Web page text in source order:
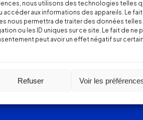
nous utilisons des technologies telles
aux informations des appareils. Le fait
nous permettra de traiter des données telles
ou les ID uniques sur ce site. Le fait de ne
peut avoir un effet négatif sur
Refuser Voir les